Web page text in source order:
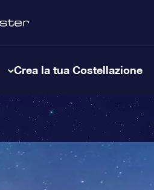
Crea la tua Costellazione